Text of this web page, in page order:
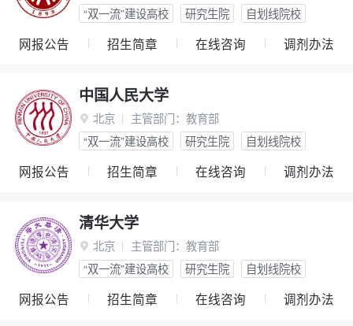
“双一流”建设高校
研究生院 自划线院校
网报公告 招生简章 在线咨询 调剂办法
中国人民大学
 北京 主管部门： 教育部
“双一流”建设高校
研究生院 自划线院校
网报公告 招生简章 在线咨询 调剂办法
清华大学
 北京 主管部门： 教育部
“双一流”建设高校
研究生院 自划线院校
网报公告 招生简章 在线咨询 调剂办法